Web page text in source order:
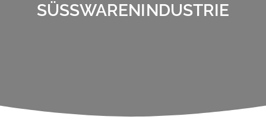
SÜSSWARENINDUSTRIE